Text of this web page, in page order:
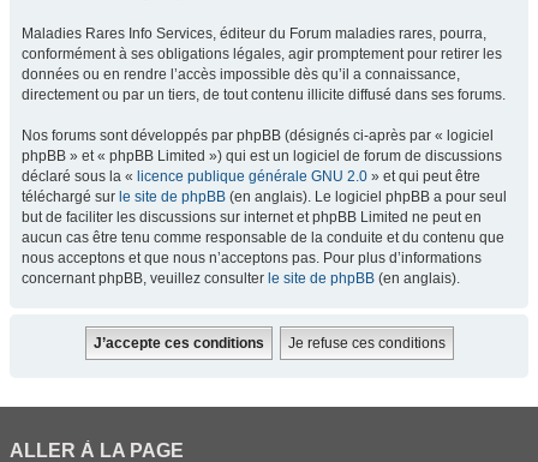
Maladies Rares Info Services, éditeur du Forum maladies rares, pourra,
conformément à ses obligations légales, agir promptement pour retirer les
données ou en rendre l’accès impossible dès qu’il a connaissance,
directement ou par un tiers, de tout contenu illicite diffusé dans ses forums.
Nos forums sont développés par phpBB (désignés ci-après par « logiciel
phpBB » et « phpBB Limited ») qui est un logiciel de forum de discussions
déclaré sous la « licence publique générale GNU 2.0 » et qui peut être
téléchargé sur le site de phpBB (en anglais). Le logiciel phpBB a pour seul
but de faciliter les discussions sur internet et phpBB Limited ne peut en
aucun cas être tenu comme responsable de la conduite et du contenu que
nous acceptons et que nous n’acceptons pas. Pour plus d’informations
concernant phpBB, veuillez consulter le site de phpBB (en anglais).
ALLER À LA PAGE